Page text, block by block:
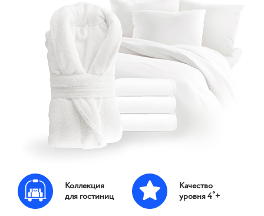
Коллекция
для гостиниц
Качество
уровня 4*+